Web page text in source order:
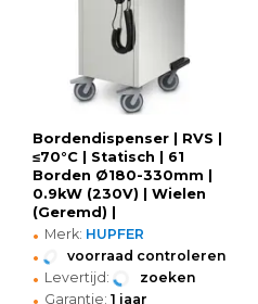
Bordendispenser | RVS |
≤70°C | Statisch | 61
Borden Ø180-330mm |
0.9kW (230V) | Wielen
(Geremd) |
710x530x1072(h)mm
• Merk: HUPFER
• voorraad controleren
• Levertijd: zoeken
Garantie: 1 jaar